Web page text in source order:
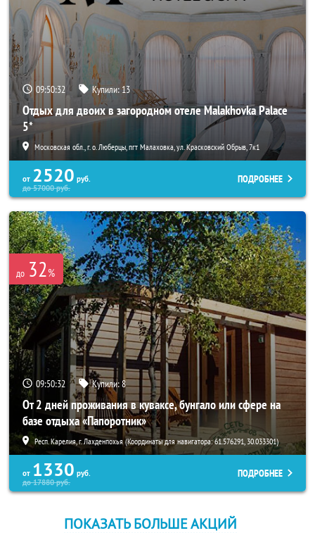
09:50:32 Купили: 13
Отдых для двоих в загородном отеле Malakhovka Palace
5*
Московская обл., г. о. Люберцы, пгт Малаховка, ул. Красковский Обрыв, 7к1
от 2520 руб.
до57000руб.
ПОДРОБНЕЕ
до 32%
09:50:32 Купили:8
От 2 дней проживания в куваксе, бунгало или сфере на
базе отдыха «Папоротник»
Респ. Карелия, г. Лахденпохья (Координаты для навигатора: 61.576291, 30.033301)
от 1330 руб.
до17880руб.
ПОДРОБНЕЕ
ПОКАЗАТЬ БОЛЬШЕ АКЦИЙ